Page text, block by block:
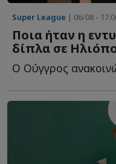
Super League | 06/08 -
Ποια ήταν η
δίπλα σε